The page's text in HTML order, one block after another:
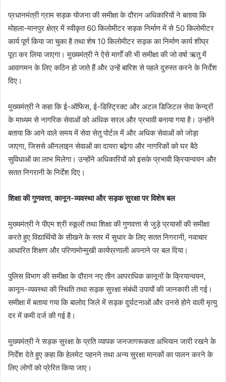
प्रधानमंत्री ग्राम सड़क योजना की समीक्षा के दौरान अधिकारियों ने बताया कि
मोहला-मानपुर क्षेत्र में स्वीकृत 60 किलोमीटर सड़क निर्माण में से 50 किलोमीटर
कार्य पूर्ण किया जा चुका है तथा शेष 10 किलोमीटर सड़क का निर्माण कार्य शीघ्र
पूरा कर लिया जाएगा। मुख्यमंत्री ने ऐसे मार्गों की भी समीक्षा की जो वर्षा ऋतु में
आवागमन के लिए कठिन हो जाते हैं और उन्हें बारिश से पहले दुरुस्त करने के निर्देश
दिए।
मुख्यमंत्री ने कहा कि ई-ऑफिस, ई-डिस्ट्रिक्ट और अटल डिजिटल सेवा केन्द्रों
के माध्यम से नागरिक सेवाओं को अधिक सरल और प्रभावी बनाया गया है। उन्होंने
बताया कि आने वाले समय में सेवा सेतु पोर्टल में और अधिक सेवाओं को जोड़ा
जाएगा, जिससे ऑनलाइन सेवाओं का दायरा बढ़ेगा और नागरिकों को घर बैठे
सुविधाओं का लाभ मिलेगा। उन्होंने अधिकारियों को इसके प्रभावी क्रियान्वयन और
सतत निगरानी के निर्देश दिए।
शिक्षा की गुणवत्ता, कानून-व्यवस्था और सड़क सुरक्षा पर विशेष बल
मुख्यमंत्री ने पीएम श्री स्कूलों तथा शिक्षा की गुणवत्ता से जुड़े प्रयासों की समीक्षा
करते हुए विद्यार्थियों के सीखने के स्तर में सुधार के लिए सतत निगरानी, नवाचार
आधारित शिक्षण और परिणामोन्मुखी कार्यप्रणाली अपनाने पर बल दिया।
पुलिस विभाग की समीक्षा के दौरान नए तीन आपराधिक कानूनों के क्रियान्वयन,
कानून-व्यवस्था की स्थिति तथा सड़क सुरक्षा संबंधी उपायों की जानकारी ली गई।
समीक्षा में बताया गया कि बालोद जिले में सड़क दुर्घटनाओं और उनसे होने वाली मृत्यु
दर में कमी दर्ज की गई है।
मुख्यमंत्री ने सड़क सुरक्षा के प्रति व्यापक जनजागरूकता अभियान जारी रखने के
निर्देश देते हुए कहा कि हेलमेट पहनने तथा अन्य सुरक्षा मानकों का पालन करने के
लिए लोगों को प्रेरित किया जाए।